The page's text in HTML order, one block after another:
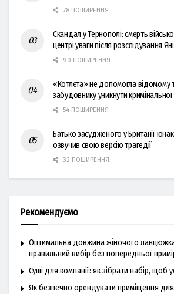
78 ПОШИРЕННЯ
Скандал у Тернополі: смерть
центрі уваги після розслідування
90 ПОШИРЕННЯ
«Котлєта» не допомогла відомому
забудовнику уникнути
54 ПОШИРЕННЯ
Батько засудженого у Британії
озвучив свою версію трагедії
32 ПОШИРЕННЯ
Рекомендуємо
Оптимальна довжина жіночого
правильний вибір без попередньої
Суші для компанії: як зібрати набір, щоб
Як безпечно орендувати приміщення для